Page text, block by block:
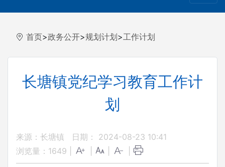
首页>政务公开>规划计划>工作计划
长塘镇党纪学习教育工作计
划
来源：长塘镇
日期： 2024-08-23 10:41
浏览量： 1649